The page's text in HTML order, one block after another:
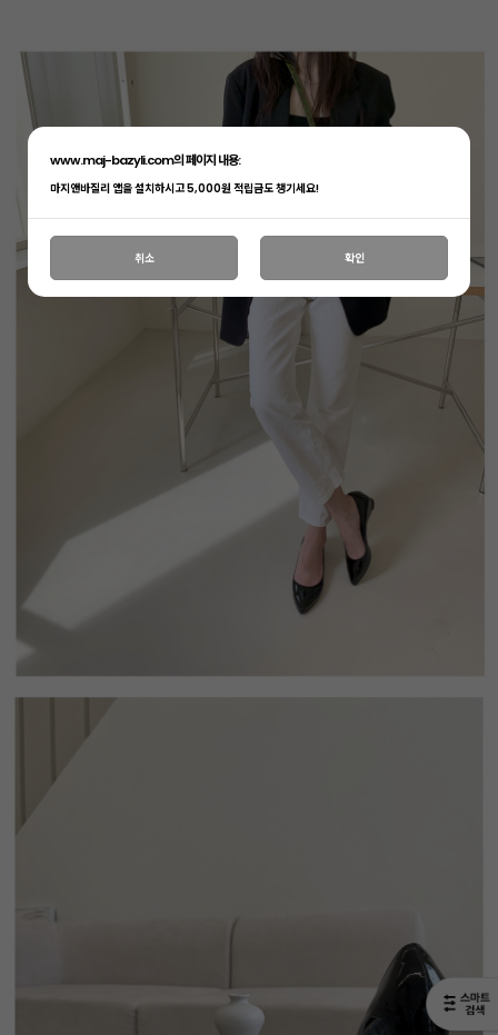
www.maj-bazyli.com의 페이지 내용:
마지앤바질리 앱을 설치하시고 5,000원 적립금도 챙기세요!
취소 확인